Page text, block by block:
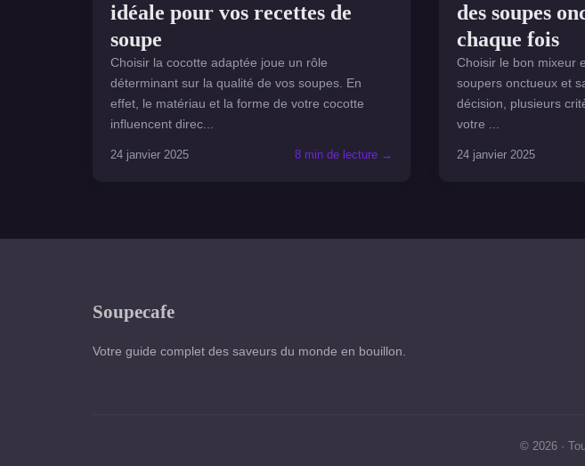
idéale pour vos recettes de
soupe
Choisir la cocotte adaptée joue un rôle
déterminant sur la qualité de vos soupes. En
effet, le matériau et la forme de votre cocotte
influencent direc...
24 janvier 2025 8 min de lecture →
des soupes
chaque fois
Choisir le bon mixeur
soupers onctueux et
décision, plusieurs
votre ...
24 janvier 2025
Soupecafe
Votre guide complet des saveurs du monde en bouillon.
© 2026 ·